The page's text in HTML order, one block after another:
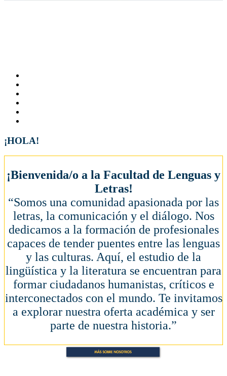
¡HOLA!
¡Bienvenida/o a la Facultad de Lenguas y
Letras!
“Somos una comunidad apasionada por las
letras, la comunicación y el diálogo. Nos
dedicamos a la formación de profesionales
capaces de tender puentes entre las lenguas
y las culturas. Aquí, el estudio de la
lingüística y la literatura se encuentran para
formar ciudadanos humanistas, críticos e
interconectados con el mundo. Te invitamos
a explorar nuestra oferta académica y ser
parte de nuestra historia.”